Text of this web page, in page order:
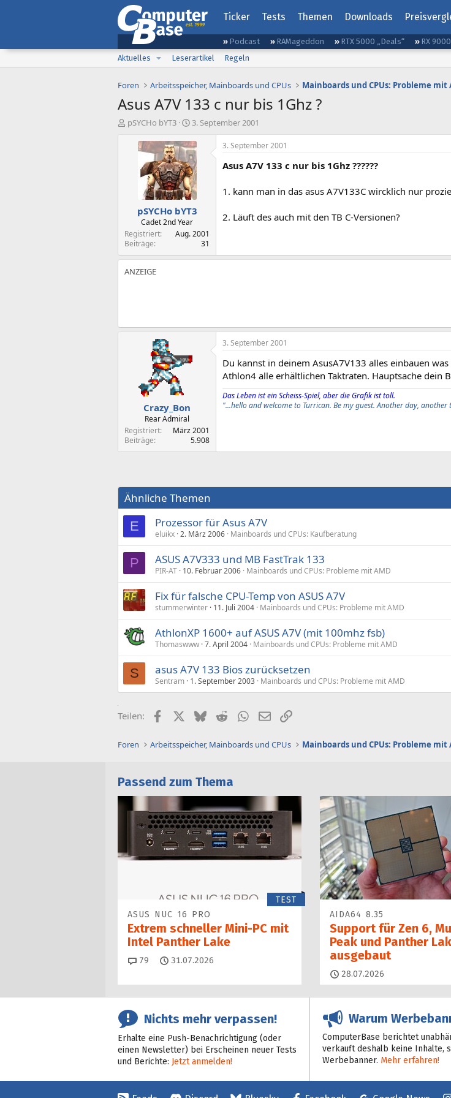
Ticker Tests Themen Downloads
Podcast RAMageddon RTX 5000 „Deals“ RX
Aktuelles
Leserartikel Regeln
Foren Arbeitsspeicher, Mainboards und CPUs Mainboards und CPUs: Probleme mit
Asus A7V 133 c nur bis 1Ghz ?
E
pSYCHo bYT3
E
s
t
e
l
l
t
a
m
3. September 2001
pSYCHo bYT3
Cadet 2nd Year
Registriert
Aug. 2001
Beiträge
31
3. September 2001
Asus A7V 133 c nur bis 1Ghz ??????
1. kann man in das asus A7V133C wircklich nur
2. Läuft des auch mit den TB C-Versionen?
Crazy_Bon
Rear Admiral
Registriert
März 2001
Beiträge
5.908
3. September 2001
Du kannst in deinem AsusA7V133 alles einbauen
Athlon4 alle erhältlichen Taktraten. Hauptsache dein
Das Leben ist ein Scheiss-Spiel, aber die Grafik ist toll.
"...hello and welcome to Turrican. Be my guest. Another day, another
Ähnliche Themen
E Prozessor für Asus A7V
eluikx 2. März 2006 Mainboards und CPUs: Kaufberatung
P ASUS A7V333 und MB FastTrak 133
PIR-AT 10. Februar 2006 Mainboards und CPUs: Probleme mit AMD
Fix für falsche CPU-Temp von ASUS A7V
stummerwinter 11. Juli 2004 Mainboards und CPUs: Probleme mit AMD
AthlonXP 1600+ auf ASUS A7V (mit 100mhz fsb)
Thomaswww 7. April 2004 Mainboards und CPUs: Probleme mit AMD
S asus A7V 133 Bios zurücksetzen
Sentram 1. September 2003 Mainboards und CPUs: Probleme mit AMD
Teilen: FacebookX (Twitter)
BlueskyRedditWhatsApp
E-MailLink
Foren Arbeitsspeicher, Mainboards und CPUs Mainboards und CPUs: Probleme mit
Passend zum Thema
TEST
ASUS NUC 16 PRO
Extrem schneller Mini-PC mit
Intel Panther Lake
79 Kommentare
31.07.2026
AIDA64 8.35
Support für Zen 6,
Peak und Panther
ausgebaut
28.07.2026
Nichts mehr verpassen!
Erhalte eine Push-Benachrichtigung (oder
einen Newsletter) bei Erscheinen neuer Tests
und Berichte: Jetzt anmelden!
Warum
ComputerBase berichtet
verkauft deshalb keine Inhalte,
Werbebanner. Mehr erfahren!